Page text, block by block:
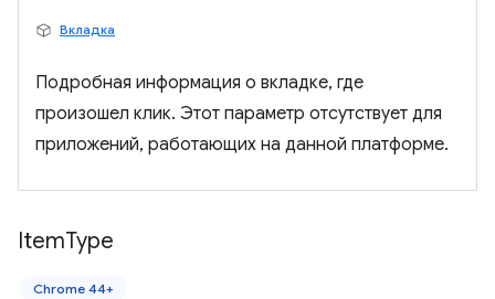
Вкладка
Подробная информация о вкладке, где
произошел клик. Этот параметр отсутствует для
приложений, работающих на данной платформе.
ItemType
Chrome 44+